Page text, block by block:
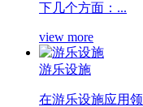
下几个方面：...
view more
游乐设施
在游乐设施应用